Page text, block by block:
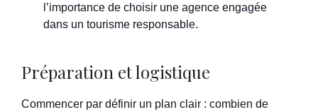
l’importance de choisir une agence engagée
dans un tourisme responsable.
Préparation et logistique
Commencer par définir un plan clair : combien de